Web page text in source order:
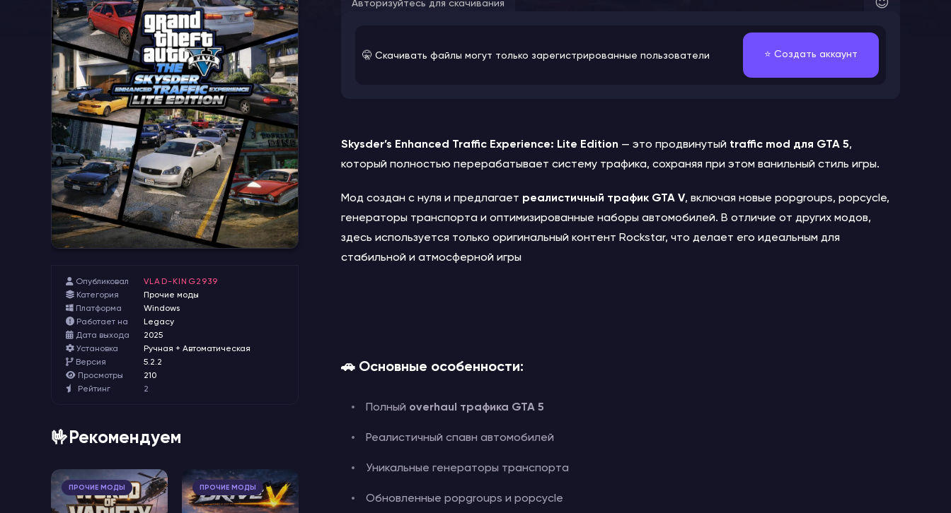
Опубликовал
VLAD-KING2939
Категория
Прочие моды
Платформа
Windows
Работает на
Legacy
Дата выхода
2025
Установка
Ручная + Автоматическая
Версия
5.2.2
Просмотры
210
Рейтинг
2
🤟Рекомендуем
ПРОЧИЕ МОДЫ ПРОЧИЕ МОДЫ
Авторизуйтесь для скачивания
🤫 Скачивать файлы могут только зарегистрированные пользователи ⭐️ Создать аккаунт
Skysder’s Enhanced Traffic Experience: Lite Edition — это продвинутый traffic mod для GTA 5,
который полностью перерабатывает систему трафика, сохраняя при этом ванильный стиль игры.
Мод создан с нуля и предлагает реалистичный трафик GTA V, включая новые popgroups, popcycle,
генераторы транспорта и оптимизированные наборы автомобилей. В отличие от других модов,
здесь используется только оригинальный контент Rockstar, что делает его идеальным для
стабильной и атмосферной игры
🚗 Основные особенности:
Полный overhaul трафика GTA 5
Реалистичный спавн автомобилей
Уникальные генераторы транспорта
Обновленные popgroups и popcycle